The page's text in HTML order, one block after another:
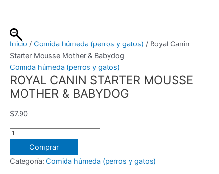
contenido
Inicio / Comida húmeda (perros y gatos) / Royal Canin
Starter Mousse Mother & Babydog
Comida húmeda (perros y gatos)
ROYAL CANIN STARTER MOUSSE
MOTHER & BABYDOG
$7.90
Royal
Starter
Mousse
Comprar
Categoría: Comida húmeda (perros y gatos)